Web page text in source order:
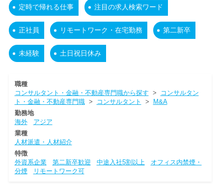
定時で帰れる仕事 注目の求人検索ワード
正社員 リモートワーク・在宅勤務 第二新卒
未経験 土日祝日休み
職種
コンサルタント・金融・不動産専門職から探す >
コンサルタン
ト・金融・不動産専門職> コンサルタント >
M&A
勤務地
海外
アジア
業種
人材派遣・人材紹介
特徴
外資系企業
第二新卒歓迎 中途入社5割以上
オフィス内禁煙・
分煙
リモートワーク可